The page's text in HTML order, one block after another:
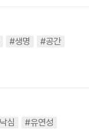
#생명
#공간
심
#유연성